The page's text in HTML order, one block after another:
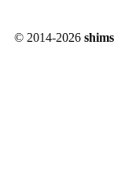
© 2014-2026